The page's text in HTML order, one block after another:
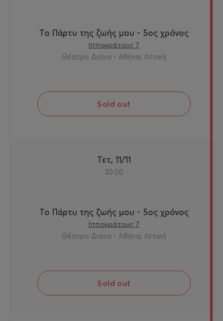
Το Πάρτυ της ζωής μου - 5ος χρόνος
Ιπποκράτους 7
Θέατρο Διάνα - Αθήνα, Αττική
Sold out
Τετ, 11/11
20:00
Το Πάρτυ της ζωής μου - 5ος χρόνος
Ιπποκράτους 7
Θέατρο Διάνα - Αθήνα, Αττική
Sold out